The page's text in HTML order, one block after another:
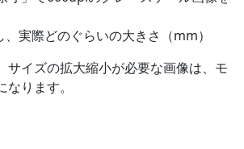
実際どのぐらいの大きさ（mm）
サイズの拡大縮小が必要な画像は、モ
ります。